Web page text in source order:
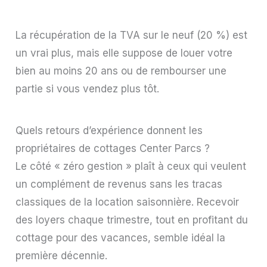
La récupération de la TVA sur le neuf (20 %) est
un vrai plus, mais elle suppose de louer votre
bien au moins 20 ans ou de rembourser une
partie si vous vendez plus tôt.
Quels retours d’expérience donnent les
propriétaires de cottages Center Parcs ?
Le côté « zéro gestion » plaît à ceux qui veulent
un complément de revenus sans les tracas
classiques de la location saisonnière. Recevoir
des loyers chaque trimestre, tout en profitant du
cottage pour des vacances, semble idéal la
première décennie.